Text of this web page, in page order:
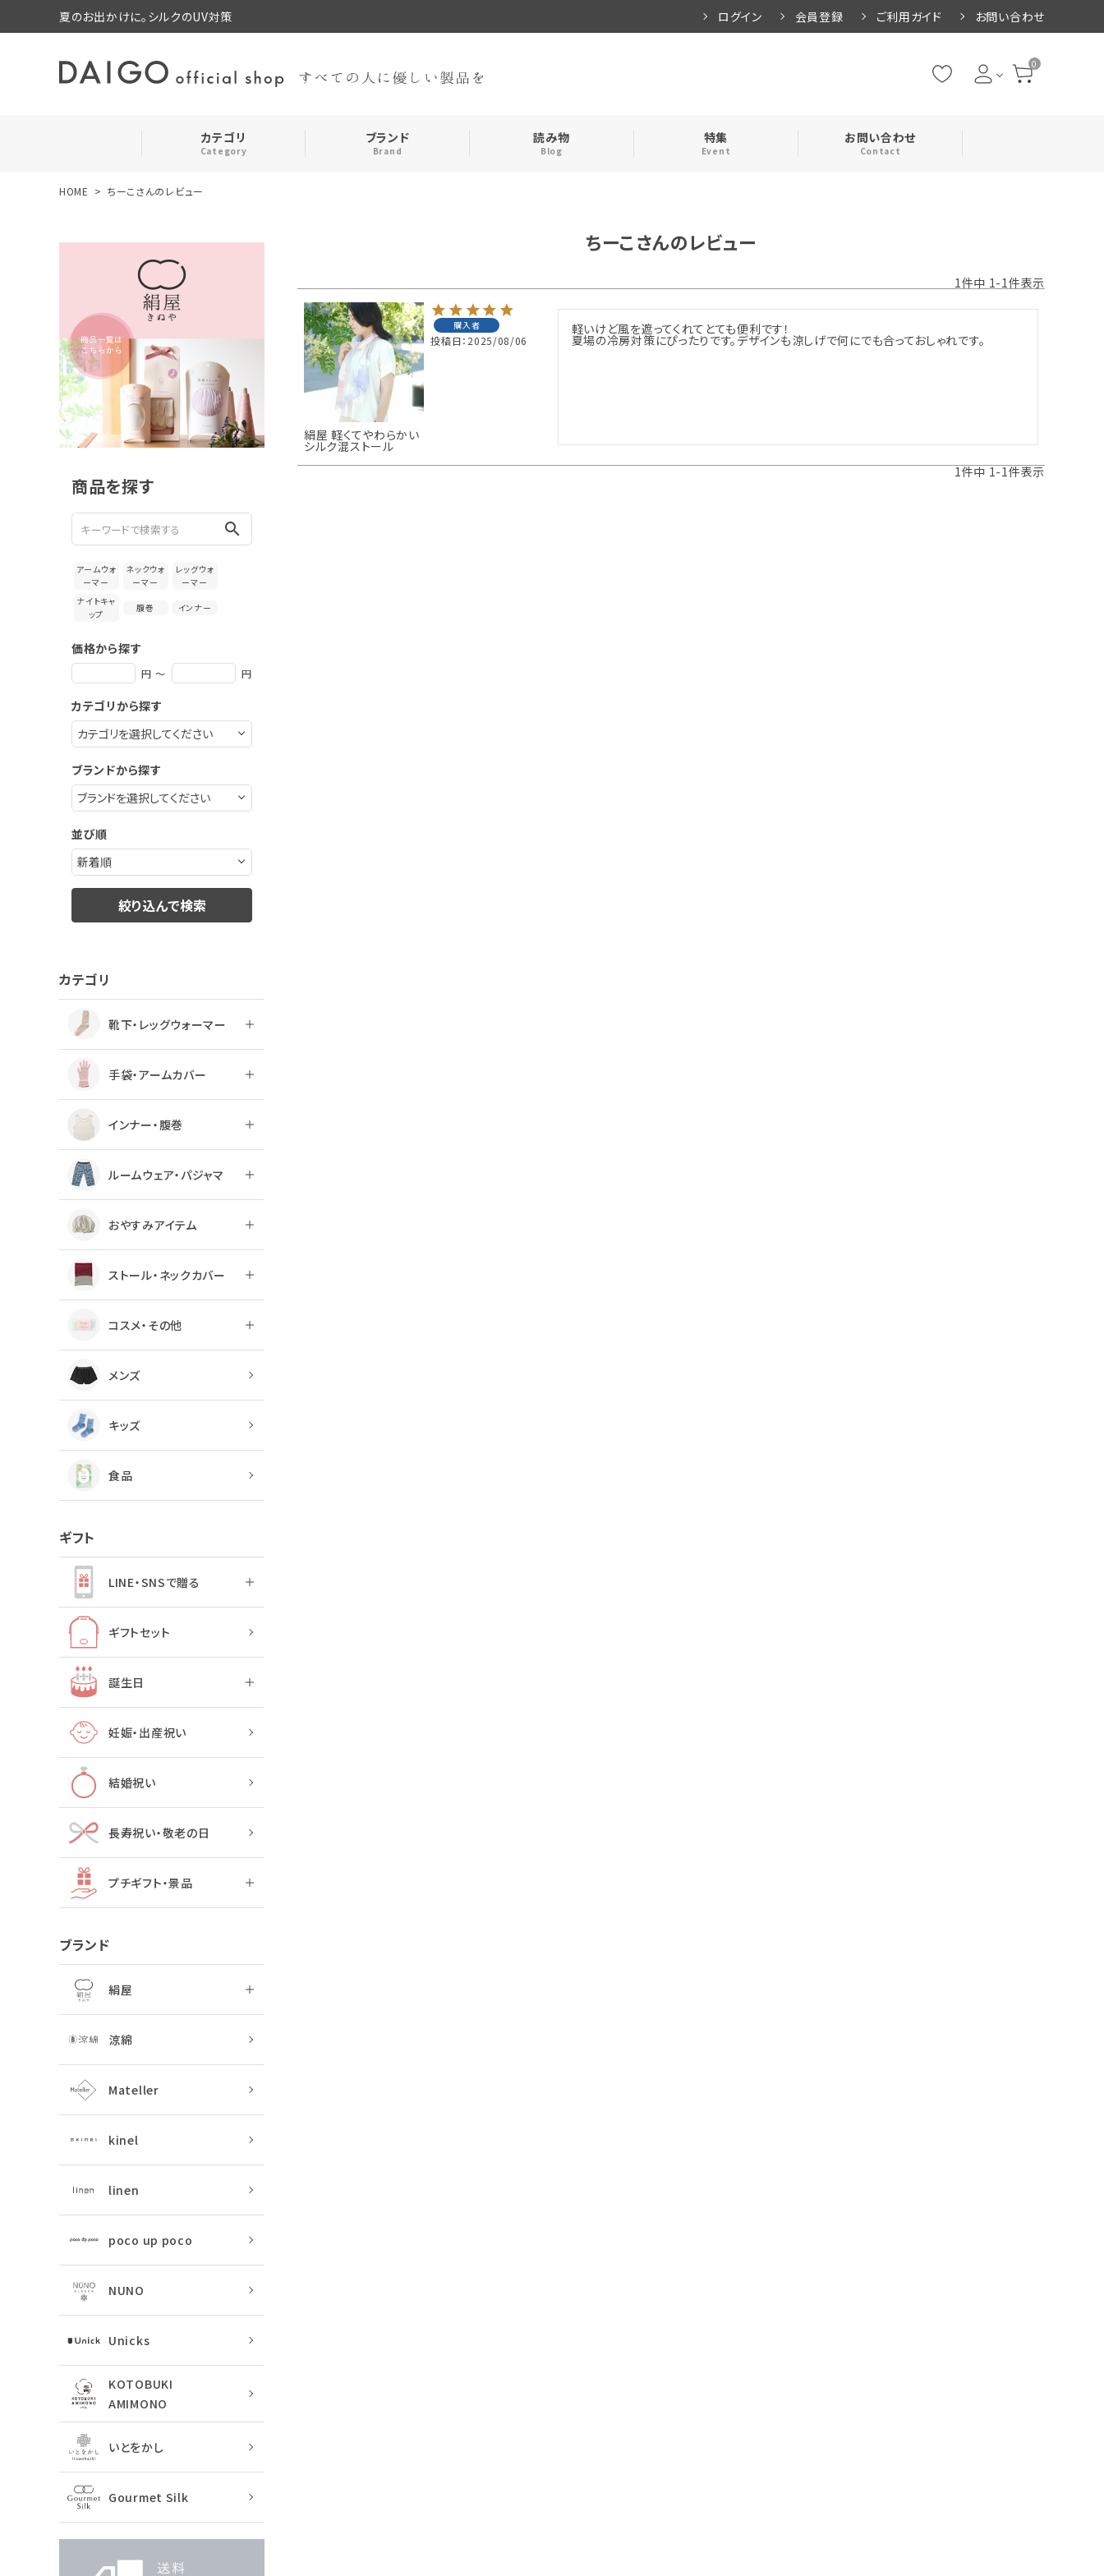
夏のお出かけに。シルクのUV対策 ログイン 会員登録 ご利用ガイド お問い合わせ
0
カテゴリ
Category
メンズ
食品
ブランド
Brand
読み物
Blog
特集
Event
お問い合わせ
Contact
お気に入り
新着＆再入荷商品
カテゴリーから探す
ギフトを探す
ブランドから探す
HOME ちーこさんのレビュー
商品を探す
search
アームウォ
ーマー
ネックウォ
ーマー
レッグウォ
ーマー
ナイトキャ
ップ
腹巻 インナー
価格から探す
円 ～ 円
カテゴリから探す
ブランドから探す
並び順
絞り込んで検索
カテゴリ
靴下・レッグウォーマー
手袋・アームカバー
インナー・腹巻
ルームウェア・パジャマ
おやすみアイテム
ストール・ネックカバー
コスメ・その他
メンズ
キッズ
食品
ギフト
LINE・SNSで贈る
ギフトセット
誕生日
妊娠・出産祝い
結婚祝い
長寿祝い・敬老の日
プチギフト・景品
ブランド
絹屋
涼綿
Mateller
kinel
linen
poco up poco
NUNO
Unicks
KOTOBUKI
AMIMONO
いとをかし
Gourmet Silk
ちーこさんのレビュー
1件中 1-1件表示
絹屋 軽くてやわらかい
シルク混ストール
購入者
投稿日 2025/08/06
軽いけど風を遮ってくれてとても便利です！
夏場の冷房対策にぴったりです。デザインも涼しげで何にでも合っておしゃれです。
1件中 1-1件表示